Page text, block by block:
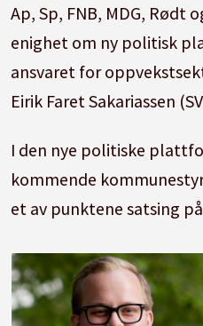
Ap, Sp, FNB, MDG, Rødt
enighet om ny politisk
ansvaret for
Eirik Faret Sakariassen
I den nye politiske
kommende
et av punktene satsing